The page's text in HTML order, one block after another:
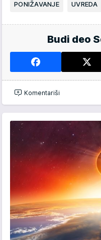
PONIŽAVANJE UVREDA
Budi deo
Komentariši